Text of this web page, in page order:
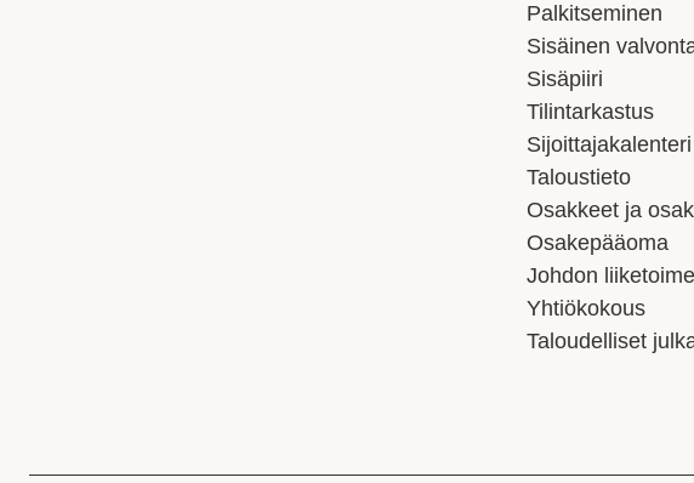
Palkitseminen
Sisäinen
Sisäpiiri
Tilintarkastus
Sijoittajakalenteri
Taloustieto
Osakkeet ja
Osakepääoma
Johdon
Yhtiökokous
Taloudelliset